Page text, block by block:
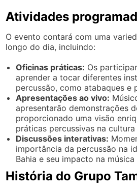
Atividades
O evento contará com uma
longo do dia, incluindo:
Oficinas práticas: Os
aprender a tocar diferentes
percussão, como atabaques e
Apresentações ao vivo:
apresentarão demonstrações
proporcionado uma visão
práticas percussivas na cultura
Discussões interativas:
importância da percussão na
Bahia e seu impacto na música
História do Grupo